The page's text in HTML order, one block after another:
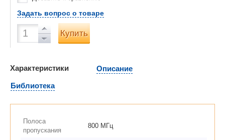
Задать вопрос о товаре
Купить
Характеристики
Описание
Библиотека
Полоса
пропускания
800 МГц